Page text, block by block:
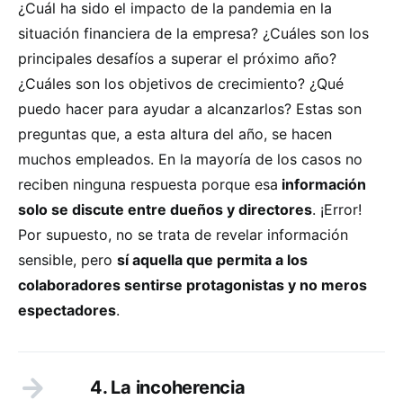
¿Cuál ha sido el impacto de la pandemia en la
situación financiera de la empresa? ¿Cuáles son los
principales desafíos a superar el próximo año?
¿Cuáles son los objetivos de crecimiento? ¿Qué
puedo hacer para ayudar a alcanzarlos? Estas son
preguntas que, a esta altura del año, se hacen
muchos empleados. En la mayoría de los casos no
reciben ninguna respuesta porque esa información
solo se discute entre dueños y directores. ¡Error!
Por supuesto, no se trata de revelar información
sensible, pero sí aquella que permita a los
colaboradores sentirse protagonistas y no meros
espectadores.
4. La incoherencia